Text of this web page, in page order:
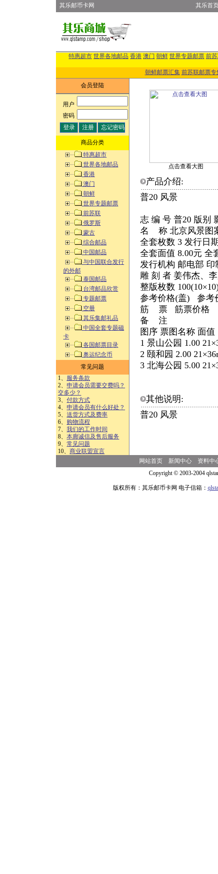
其乐邮币卡网 其乐首
特惠超市 世界各地邮品 香港 澳门 朝鲜 世界专题邮票 前
朝鲜邮票汇集 前苏联邮票专
会员登陆
用户:
密码:
商品分类
特惠超市
世界各地邮品
香港
澳门
朝鲜
世界专题邮票
前苏联
俄罗斯
蒙古
综合邮品
中国邮品
与中国联合发行
的外邮
泰国邮品
台湾邮品欣赏
专题邮票
空册
其乐集邮礼品
中国全套专题磁
卡
各国邮票目录
奥运纪念币
常见问题
1、 服务条款
2、 申请会员需要交费吗？
交多少？
3、 付款方式
4、 申请会员有什么好处？
5、 送货方式及费率
6、 购物流程
7、 我们的工作时间
8、 本廊诚信及售后服务
9、 常见问题
10、 商业联盟宣言
点击查看大图
产品介绍:
普20 风景
志 编 号 普20 版别
名 称 北京风景图
全套枚数 3 发行日
全套面值 8.00元 全
发行机构 邮电部
雕 刻 者 姜伟杰、
整版枚数
参考价格(盖) 参考
筋 票 筋票价格
备 注
图序 票图名称 面
1 景山公园 1.00
2 颐和园 2.00
3 北海公园 5.00
其他说明:
普20 风景
网站首页 新闻中心
资料中
Copyright © 2003-2004
版权所有：其乐邮币卡网 电子信箱：